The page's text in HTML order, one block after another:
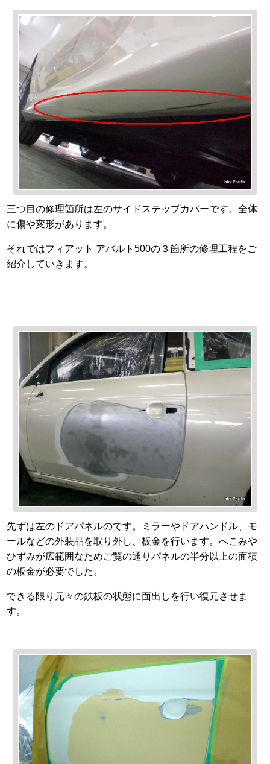
三つ目の修理箇所は左のサイドステップカバーです。全体
に傷や変形があります。
それではフィアット アバルト500の３箇所の修理工程をご
紹介していきます。
先ずは左のドアパネルのです。ミラーやドアハンドル、モ
ールなどの外装品を取り外し、板金を行います。へこみや
ひずみが広範囲なためご覧の通りパネルの半分以上の面積
の板金が必要でした。
できる限り元々の鉄板の状態に面出しを行い復元させま
す。